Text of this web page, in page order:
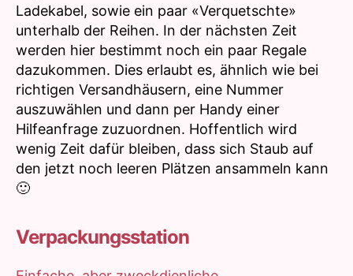
Ladekabel, sowie ein paar «Verquetschte»
unterhalb der Reihen. In der nächsten Zeit
werden hier bestimmt noch ein paar Regale
dazukommen. Dies erlaubt es, ähnlich wie bei
richtigen Versandhäusern, eine Nummer
auszuwählen und dann per Handy einer
Hilfeanfrage zuzuordnen. Hoffentlich wird
wenig Zeit dafür bleiben, dass sich Staub auf
den jetzt noch leeren Plätzen ansammeln kann
🙂
Verpackungsstation